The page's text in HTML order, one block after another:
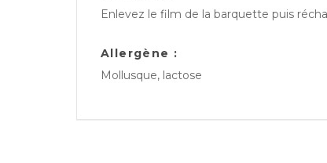
Enlevez le film de la barquette puis
Allergène :
Mollusque, lactose